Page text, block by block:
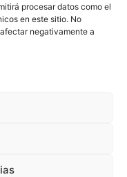
procesar datos como el
en este sitio. No
negativamente a